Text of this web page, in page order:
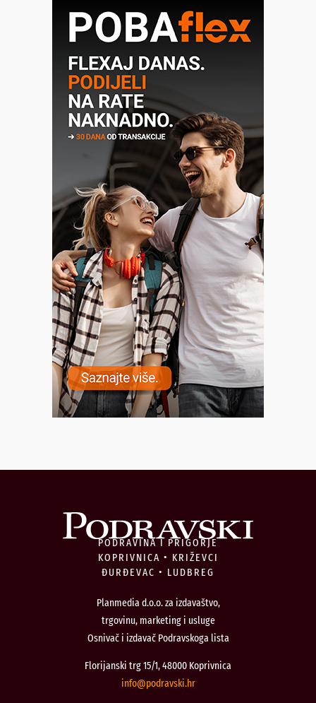
PODRAVINA I PRIGORJE
KOPRIVNICA • KRIŽEVCI
ĐURĐEVAC • LUDBREG
Planmedia d.o.o. za izdavaštvo,
trgovinu, marketing i usluge
Osnivač i izdavač Podravskoga lista
Florijanski trg 15/1, 48000 Koprivnica
rh.iksvardop
@ofni